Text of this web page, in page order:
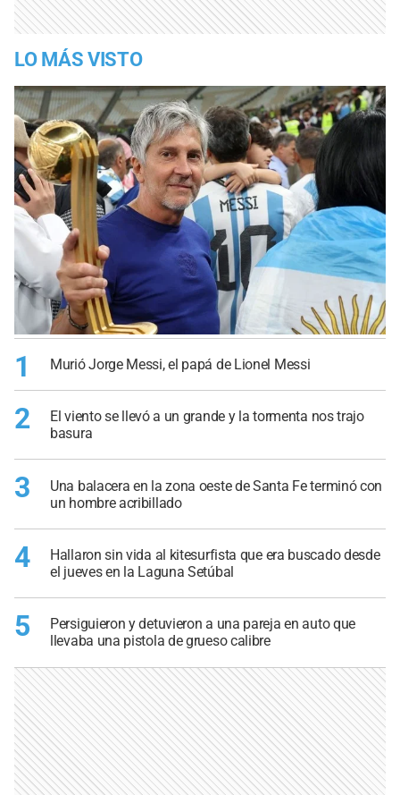
LO MÁS VISTO
1 Murió Jorge Messi, el papá de Lionel Messi
2
El viento se llevó a un grande y la tormenta nos trajo
basura
3
Una balacera en la zona oeste de Santa Fe terminó con
un hombre acribillado
4
Hallaron sin vida al kitesurfista que era buscado desde
el jueves en la Laguna Setúbal
5
Persiguieron y detuvieron a una pareja en auto que
llevaba una pistola de grueso calibre